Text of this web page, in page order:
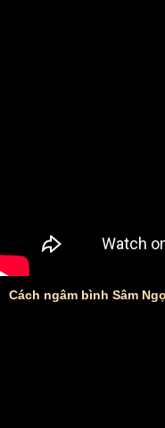
Cách ngâm bình Sâm